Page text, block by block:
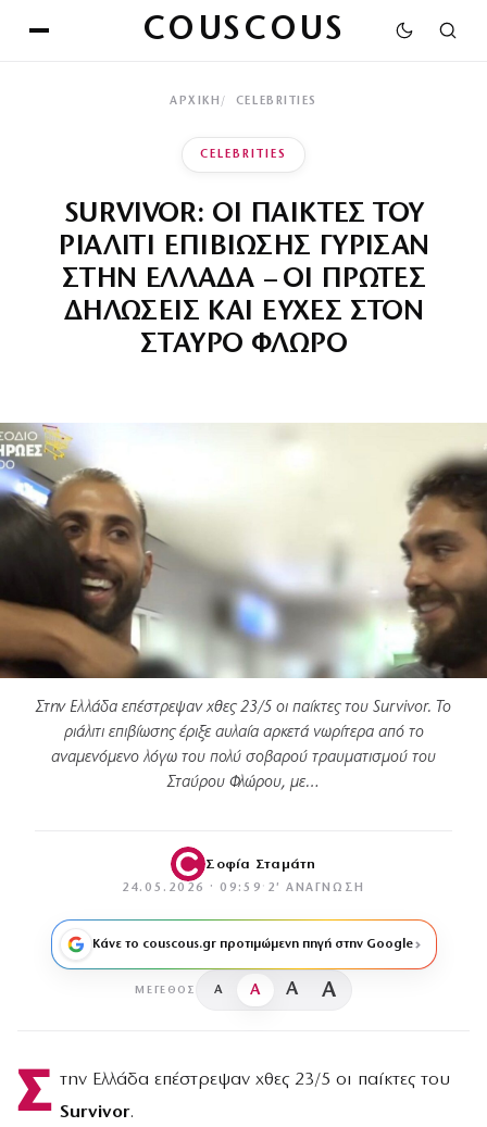
COUSCOUS
ΑΡΧΙΚΉ CELEBRITIES
CELEBRITIES
SURVIVOR: ΟΙ ΠΑΙΚΤΕΣ ΤΟΥ
ΡΙΑΛΙΤΙ ΕΠΙΒΙΩΣΗΣ ΓΥΡΙΣΑΝ
ΣΤΗΝ ΕΛΛΑΔΑ – ΟΙ ΠΡΩΤΕΣ
ΔΗΛΩΣΕΙΣ ΚΑΙ ΕΥΧΕΣ ΣΤΟΝ
ΣΤΑΥΡΟ ΦΛΩΡΟ
Στην Ελλάδα επέστρεψαν χθες 23/5 οι παίκτες του Survivor. Το
ριάλιτι επιβίωσης έριξε αυλαία αρκετά νωρίτερα από το
αναμενόμενο λόγω του πολύ σοβαρού τραυματισμού του
Σταύρου Φλώρου, με…
Σοφία Σταμάτη
24.05.2026 · 09:59 · 2′ ΑΝΆΓΝΩΣΗ
Κάνε το couscous.gr προτιμώμενη πηγή στην Google
ΜΈΓΕΘΟΣ A A A A
Σ την Ελλάδα επέστρεψαν χθες 23/5 οι παίκτες του
Survivor.